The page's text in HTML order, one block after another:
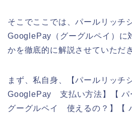
そこでここでは、パールリッチ
GooglePay（グーグルペイ）に
かを徹底的に解説させていただ
まず、私自身、【パールリッチ
GooglePay 支払い方法】【 パ
グーグルペイ 使えるの？】【